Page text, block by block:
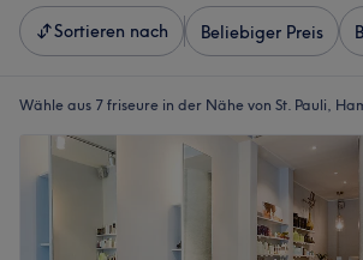
Sortieren nach Beliebiger Preis
Wähle aus 7 friseure in der Nähe von St. Pauli,